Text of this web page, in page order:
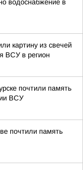
водоснабжение в
картину из свечей
ВСУ в регион
почтили память
ВСУ
почтили память